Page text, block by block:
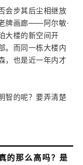
会步其后尘相继放
牌画廊——阿尔敏·
大楼的新空间开
。而同一栋大楼内
也是近一年内才
智的呢？要弄清楚
的那么高吗？是